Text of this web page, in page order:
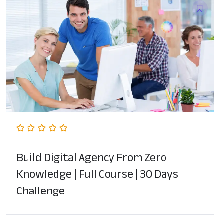
Build Digital Agency From Zero
Knowledge | Full Course | 30 Days
Challenge